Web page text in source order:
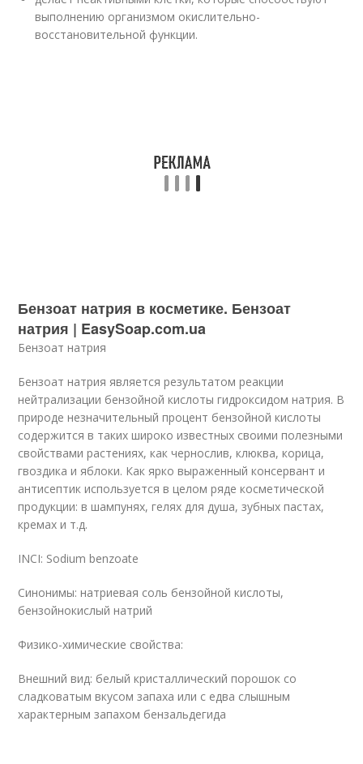
выполнению организмом окислительно-
восстановительной функции.
Бензоат натрия в косметике. Бензоат
натрия | EasySoap.com.ua
Бензоат натрия
Бензоат натрия является результатом реакции
нейтрализации бензойной кислоты гидроксидом натрия. В
природе незначительный процент бензойной кислоты
содержится в таких широко известных своими полезными
свойствами растениях, как чернослив, клюква, корица,
гвоздика и яблоки. Как ярко выраженный консервант и
антисептик используется в целом ряде косметической
продукции: в шампунях, гелях для душа, зубных пастах,
кремах и т.д.
INCI: Sodium benzoate
Синонимы: натриевая соль бензойной кислоты,
бензойнокислый натрий
Физико-химические свойства:
Внешний вид: белый кристаллический порошок со
сладковатым вкусом запаха или с едва слышным
характерным запахом бензальдегида